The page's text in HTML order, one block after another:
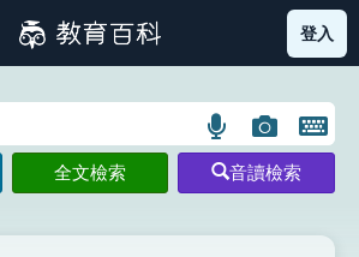
筆畫索引圖示 部首索引表圖示
登入
語
言
搜
圖
片
搜
開
鍵
圖
全文檢索 音讀檢索